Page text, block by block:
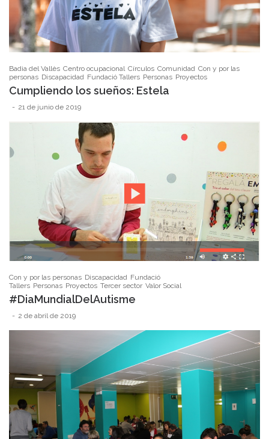
Badia del Vallès Centro ocupacional Círculos Comunidad Con y por las
personas Discapacidad Fundació Tallers Personas Proyectos
Cumpliendo los sueños: Estela
21 de junio de 2019
Con y por las personas Discapacidad Fundació
Tallers Personas Proyectos Tercer sector Valor Social
#DiaMundialDelAutisme
2 de abril de 2019